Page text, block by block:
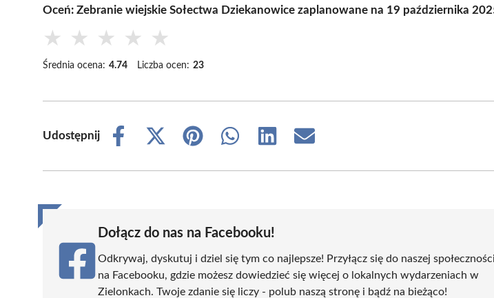
Oceń: Zebranie wiejskie Sołectwa Dziekanowice zaplanowane na 19 października
★ ★ ★ ★ ★
Średnia ocena: 4.74 Liczba ocen: 23
Udostępnij
Share
Share
(Twitter)
Share
Share
Share
Share
Dołącz do nas na Facebooku!
Odkrywaj, dyskutuj i dziel się tym co najlepsze! Przyłącz się do naszej społeczności
na Facebooku, gdzie możesz dowiedzieć się więcej o lokalnych wydarzeniach w
Zielonkach. Twoje zdanie się liczy - polub naszą stronę i bądź na bieżąco!